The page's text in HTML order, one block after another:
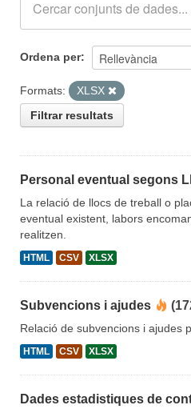
Ordena per
Formats:
XLSX
Filtrar resultats
Personal eventual segons
La relació de llocs de treball o
eventual existent, labors
realitzen.
HTML CSV XLSX
Subvencions i ajudes
Relació de subvencions i ajudes
HTML CSV XLSX
Dades estadistiques de